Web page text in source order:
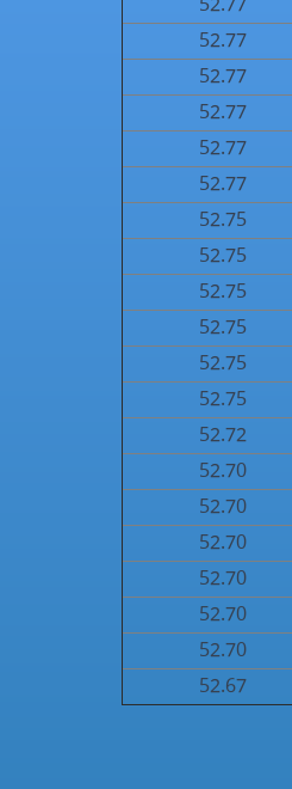
52.77
52.77
52.77
52.77
52.77
52.75
52.75
52.75
52.75
52.75
52.75
52.72
52.70
52.70
52.70
52.70
52.70
52.70
52.67